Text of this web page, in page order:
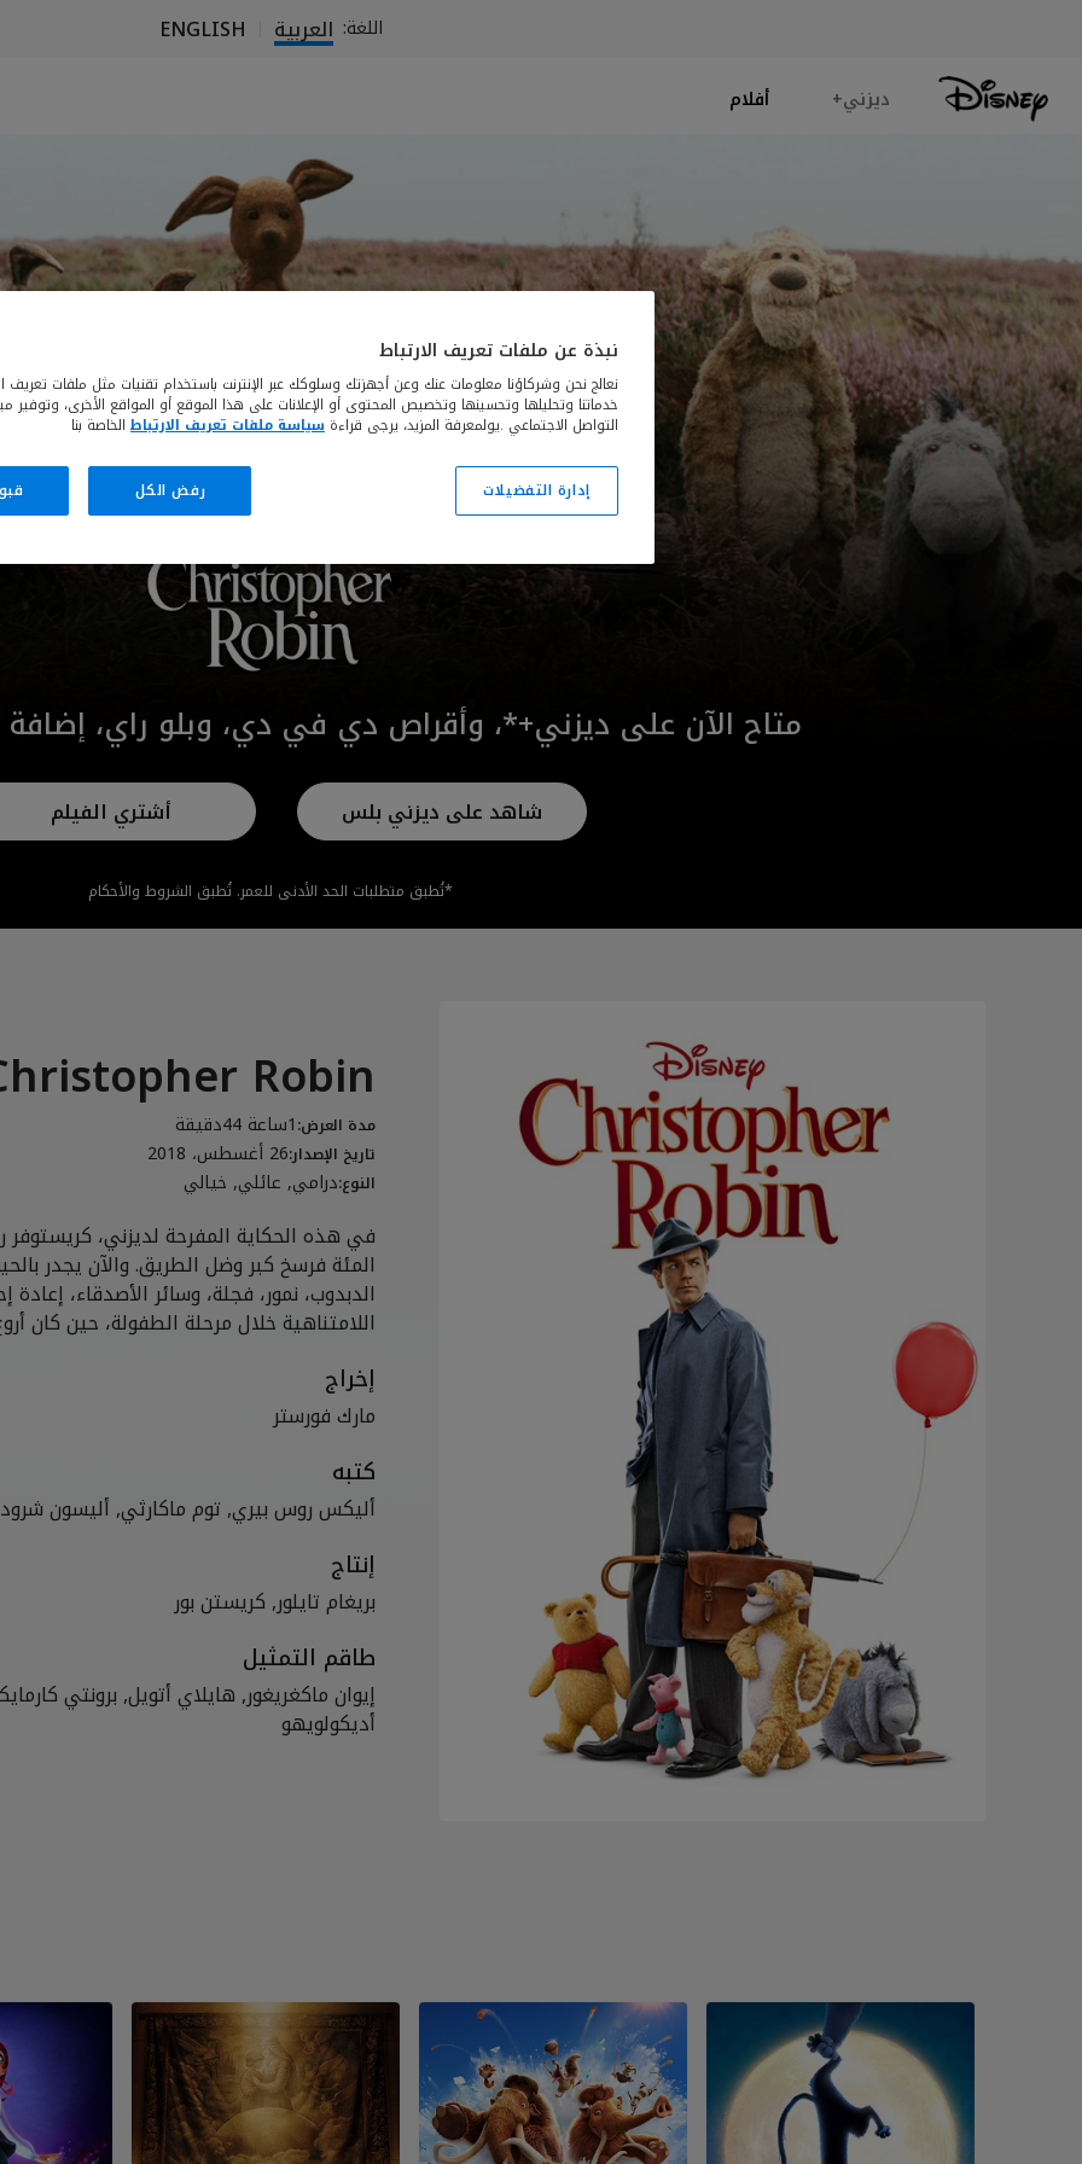
اللغة: العربية ENGLISH
ديزني+ أفلام
متاح الآن على ديزني+*، وأقراص دي في دي، وبلو راي،
شاهد على ديزني بلس أشتري الفيلم
*تُطبق متطلبات الحد الأدنى للعمر. تُطبق الشروط والأحكام
Robin
مدة العرض:1ساعة 44دقيقة
تاريخ الإصدار:26 أغسطس، 2018
النوع:درامي, عائلي, خيالي
في هذه الحكاية المفرحة لديزني،
المئة فرسخ كبر وضل الطريق. والآن يجدر
الدبدوب، نمور، فجلة، وسائر الأصدقاء،
اللامتناهية خلال مرحلة الطفولة، حين
إخراج
مارك فورستر
كتبه
أليكس روس بيري, توم ماكارثي, أليسون
إنتاج
بريغام تايلور, كريستن بور
طاقم التمثيل
إيوان ماكغريغور, هايلاي أتويل, برونتي
أديكولويهو
نبذة عن ملفات تعريف الارتباط
نعالج نحن وشركاؤنا معلومات عنك وعن أجهزتك وسلوكك عبر الإنترنت باستخدام تقنيات مثل ملفات تعريف
خدماتنا وتحليلها وتحسينها وتخصيص المحتوى أو الإعلانات على هذا الموقع أو المواقع الأخرى، وتوفير
التواصل الاجتماعي .يولمعرفة المزيد، يرجى قراءة سياسة ملفات تعريف الارتباط الخاصة بنا
إدارة التفضيلات رفض الكل